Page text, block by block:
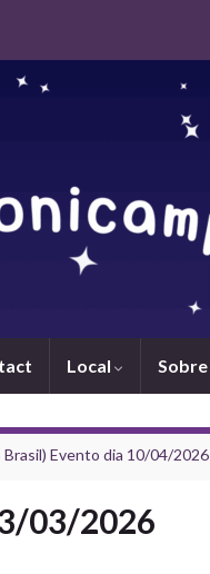
Local Sobre
Evento dia 10/04/2026
03/2026